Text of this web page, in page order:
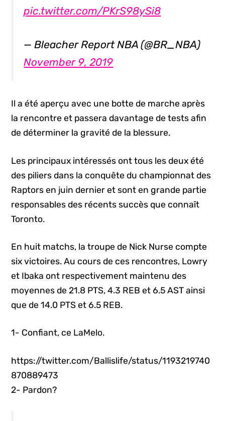
pic.twitter.com/PKrS98ySi8
— Bleacher Report NBA (@BR_NBA)
November 9, 2019
Il a été aperçu avec une botte de marche après
la rencontre et passera davantage de tests afin
de déterminer la gravité de la blessure.
Les principaux intéressés ont tous les deux été
des piliers dans la conquête du championnat des
Raptors en juin dernier et sont en grande partie
responsables des récents succès que connaît
Toronto.
En huit matchs, la troupe de Nick Nurse compte
six victoires. Au cours de ces rencontres, Lowry
et Ibaka ont respectivement maintenu des
moyennes de 21.8 PTS, 4.3 REB et 6.5 AST ainsi
que de 14.0 PTS et 6.5 REB.
1- Confiant, ce LaMelo.
https://twitter.com/Ballislife/status/1193219740
870889473
2- Pardon?